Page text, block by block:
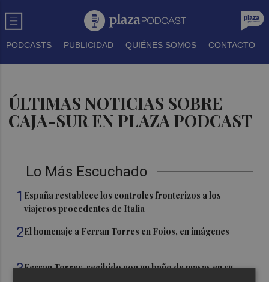
PODCASTS PUBLICIDAD QUIÉNES SOMOS CONTACTO
ÚLTIMAS NOTICIAS SOBRE
CAJA-SUR EN PLAZA PODCAST
Lo Más Escuchado
1 España restablece los controles fronterizos a los
viajeros procedentes de Italia
2El homenaje a Ferran Torres en Foios, en imágenes
3Ferran Torres, recibido con un baño de masas en su